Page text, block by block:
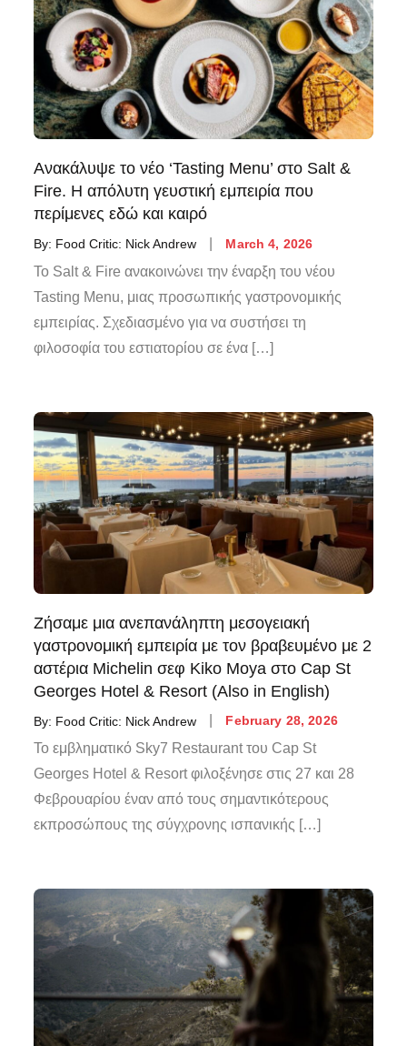
Ανακάλυψε το νέο ‘Tasting Menu’ στο Salt &
Fire. Η απόλυτη γευστική εμπειρία που
περίμενες εδώ και καιρό
By: Food Critic: Nick Andrew March 4, 2026
Το Salt & Fire ανακοινώνει την έναρξη του νέου
Tasting Menu, μιας προσωπικής γαστρονομικής
εμπειρίας. Σχεδιασμένο για να συστήσει τη
φιλοσοφία του εστιατορίου σε ένα […]
Ζήσαμε μια ανεπανάληπτη μεσογειακή
γαστρονομική εμπειρία με τον βραβευμένο με 2
αστέρια Michelin σεφ Kiko Moya στο Cap St
Georges Hotel & Resort (Also in English)
By: Food Critic: Nick Andrew February 28, 2026
Το εμβληματικό Sky7 Restaurant του Cap St
Georges Hotel & Resort φιλοξένησε στις 27 και 28
Φεβρουαρίου έναν από τους σημαντικότερους
εκπροσώπους της σύγχρονης ισπανικής […]